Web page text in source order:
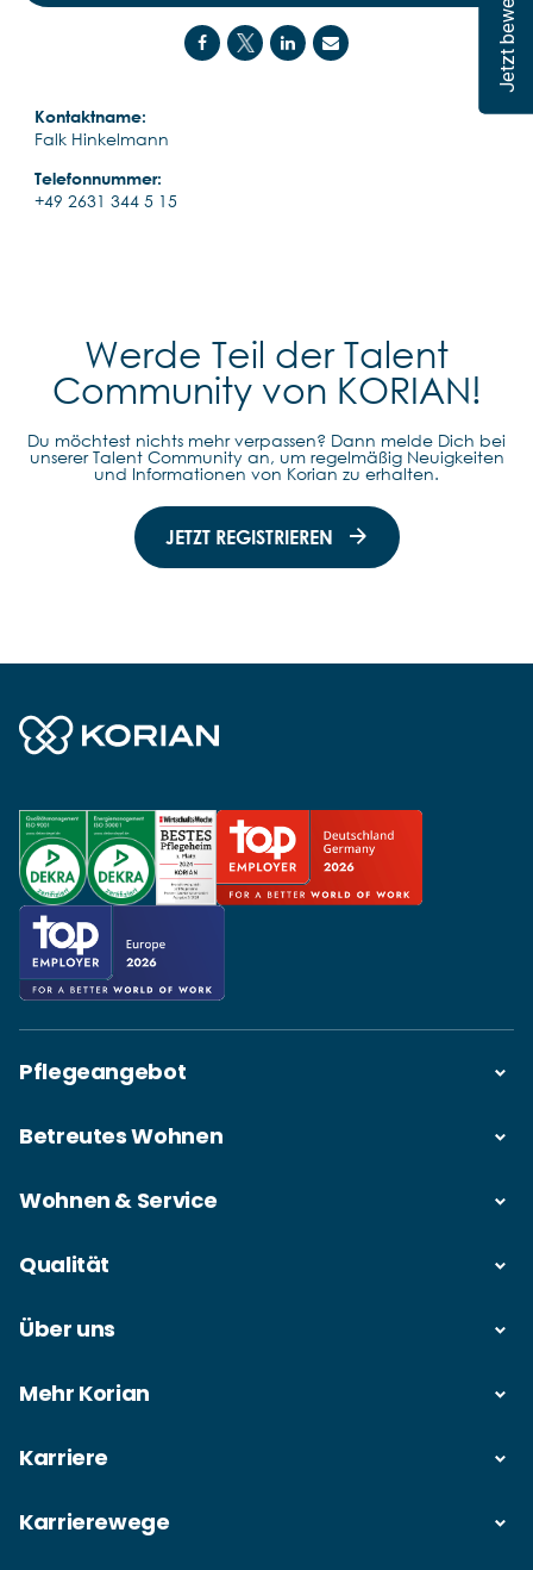
Kontaktname:
Falk Hinkelmann
Telefonnummer:
+49 2631 344 5 15
Werde Teil der Talent
Community von KORIAN!
Du möchtest nichts mehr verpassen? Dann melde Dich bei
unserer Talent Community an, um regelmäßig Neuigkeiten
und Informationen von Korian zu erhalten.
JETZT REGISTRIEREN
Pflegeangebot
Betreutes Wohnen
Wohnen & Service
Qualität
Über uns
Mehr Korian
Karriere
Karrierewege